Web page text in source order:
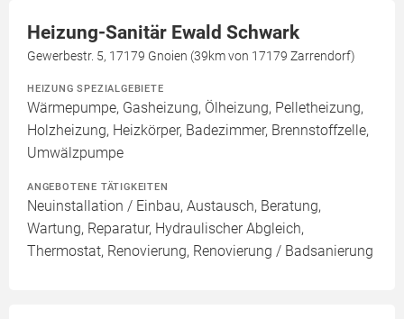
Heizung-Sanitär Ewald Schwark
Gewerbestr. 5, 17179 Gnoien (39km von 17179 Zarrendorf)
HEIZUNG SPEZIALGEBIETE
Wärmepumpe, Gasheizung, Ölheizung, Pelletheizung,
Holzheizung, Heizkörper, Badezimmer, Brennstoffzelle,
Umwälzpumpe
ANGEBOTENE TÄTIGKEITEN
Neuinstallation / Einbau, Austausch, Beratung,
Wartung, Reparatur, Hydraulischer Abgleich,
Thermostat, Renovierung, Renovierung / Badsanierung